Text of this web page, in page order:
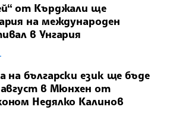
от Кърджали ще
на международен
в Унгария
на български език ще бъде
в Мюнхен от
Недялко Калинов